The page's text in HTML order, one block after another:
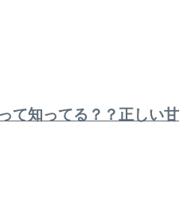
て知ってる？？正しい甘